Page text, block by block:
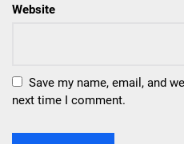
Website
Save my name, email, and
next time I comment.